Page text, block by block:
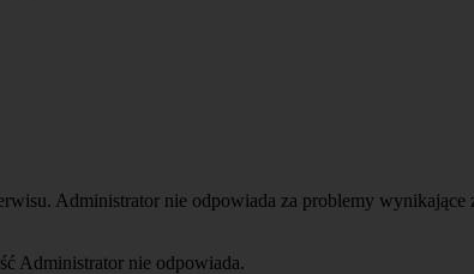
Administrator nie odpowiada za problemy
Administrator nie odpowiada.